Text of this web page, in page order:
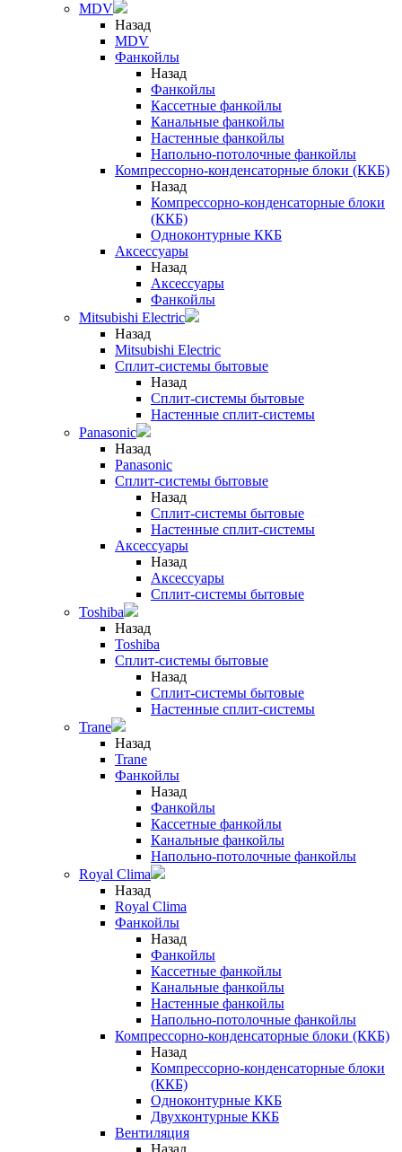
MDV
Назад
MDV
Фанкойлы
Назад
Фанкойлы
Кассетные фанкойлы
Канальные фанкойлы
Настенные фанкойлы
Напольно-потолочные фанкойлы
Компрессорно-конденсаторные блоки (ККБ)
Назад
Компрессорно-конденсаторные блоки
(ККБ)
Одноконтурные ККБ
Аксессуары
Назад
Аксессуары
Фанкойлы
Mitsubishi Electric
Назад
Mitsubishi Electric
Сплит-системы бытовые
Назад
Сплит-системы бытовые
Настенные сплит-системы
Panasonic
Назад
Panasonic
Сплит-системы бытовые
Назад
Сплит-системы бытовые
Настенные сплит-системы
Аксессуары
Назад
Аксессуары
Сплит-системы бытовые
Toshiba
Назад
Toshiba
Сплит-системы бытовые
Назад
Сплит-системы бытовые
Настенные сплит-системы
Trane
Назад
Trane
Фанкойлы
Назад
Фанкойлы
Кассетные фанкойлы
Канальные фанкойлы
Напольно-потолочные фанкойлы
Royal Clima
Назад
Royal Clima
Фанкойлы
Назад
Фанкойлы
Кассетные фанкойлы
Канальные фанкойлы
Настенные фанкойлы
Напольно-потолочные фанкойлы
Компрессорно-конденсаторные блоки (ККБ)
Назад
Компрессорно-конденсаторные блоки
(ККБ)
Одноконтурные ККБ
Двухконтурные ККБ
Вентиляция
Назад